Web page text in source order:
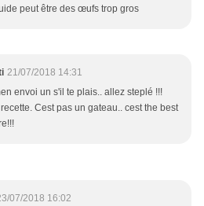
peut être des œufs trop gros
21/07/2018 14:31
envoi un s'il te plais.. allez steplé !!!
Cest pas un gateau.. cest the best
07/2018 16:02